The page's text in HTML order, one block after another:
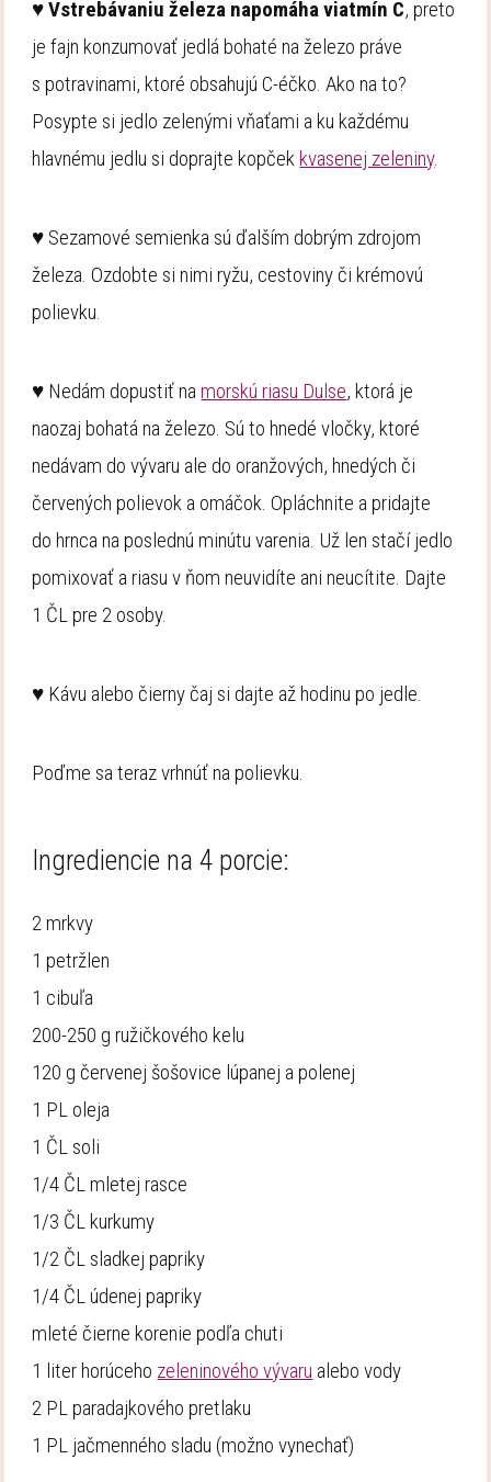
♥Vstrebávaniu železa napomáha viatmín C, preto
je fajn konzumovať jedlá bohaté na železo práve
s potravinami, ktoré obsahujú C-éčko. Ako na to?
Posypte si jedlo zelenými vňaťami a ku každému
hlavnému jedlu si doprajte kopček kvasenej zeleniny.
♥ Sezamové semienka sú ďalším dobrým zdrojom
železa. Ozdobte si nimi ryžu, cestoviny či krémovú
polievku.
♥ Nedám dopustiť na morskú riasu Dulse, ktorá je
naozaj bohatá na železo. Sú to hnedé vločky, ktoré
nedávam do vývaru ale do oranžových, hnedých či
červených polievok a omáčok. Opláchnite a pridajte
do hrnca na poslednú minútu varenia. Už len stačí jedlo
pomixovať a riasu v ňom neuvidíte ani neucítite. Dajte
1 ČL pre 2 osoby.
♥ Kávu alebo čierny čaj si dajte až hodinu po jedle.
Poďme sa teraz vrhnúť na polievku.
Ingrediencie na 4 porcie:
2 mrkvy
1 petržlen
1 cibuľa
200-250 g ružičkového kelu
120 g červenej šošovice lúpanej a polenej
1 PL oleja
1 ČL soli
1/4 ČL mletej rasce
1/3 ČL kurkumy
1/2 ČL sladkej papriky
1/4 ČL údenej papriky
mleté čierne korenie podľa chuti
1 liter horúceho zeleninového vývaru alebo vody
2 PL paradajkového pretlaku
1 PL jačmenného sladu (možno vynechať)